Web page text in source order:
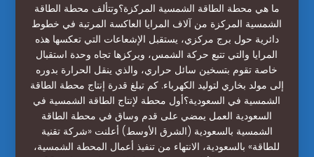
ما هي محطة الطاقة الشمسية المركزة؟وتتألف محطة الطاقة
الشمسية المركزة من آلاف المرايا العاكسة المرتبة في خطوط
دائرية حول برج مركزي، يستقبل الإشعاعات التي تعكسها هذه
المرايا والتي تتبع حركة الشمس، ويركزها تجاه وحدة استقبال
خاصة تقوم بتسخين سائل حراري، والذي ينقل الحرارة بدوره
إلى مولد بخاري لتوليد الكهرباء. كم تبلغ قدرة إنتاج محطة الطاقة
الشمسية في السعودية؟أول محطة لإنتاج الطاقة الشمسية في
السعودية العمل يمضي على قدم وساق في محطة الطاقة
الشمسية بالسعودية (الشرق الأوسط) أعلنت «شركة تقنية
للطاقة» بالسعودية، الانتهاء من تنفيذ أعمال المحطة الشمسية،